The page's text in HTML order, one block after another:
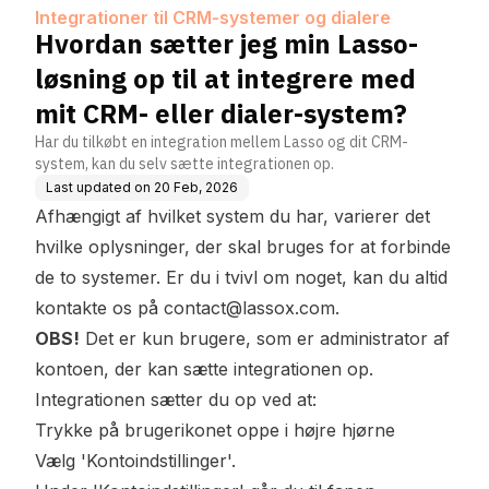
dialer-system?
Integrationer til CRM-systemer og dialere
Hvordan sætter jeg min Lasso-
løsning op til at integrere med
mit CRM- eller dialer-system?
Har du tilkøbt en integration mellem Lasso og dit CRM-
system, kan du selv sætte integrationen op.
Last updated on 20 Feb, 2026
Afhængigt af hvilket system du har, varierer det
hvilke oplysninger, der skal bruges for at forbinde
de to systemer. Er du i tvivl om noget, kan du altid
kontakte os på contact@lassox.com.
OBS! Det er kun brugere, som er administrator af
kontoen, der kan sætte integrationen op.
Integrationen sætter du op ved at:
Trykke på brugerikonet oppe i højre hjørne
Vælg 'Kontoindstillinger'.